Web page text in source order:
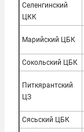
Селенгинский
ЦКК
Марийский ЦБК
Сокольский ЦБК
Питкярантский
ЦЗ
Сясьский ЦБК